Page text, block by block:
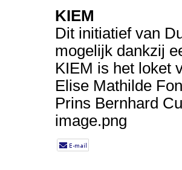
KIEM
Dit initiatief van
mogelijk dankzij
KIEM is het loket
Elise Mathilde
Prins Bernhard
image.png